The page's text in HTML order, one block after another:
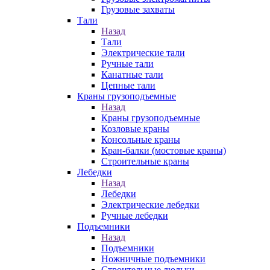
Грузовые захваты
Тали
Назад
Тали
Электрические тали
Ручные тали
Канатные тали
Цепные тали
Краны грузоподъемные
Назад
Краны грузоподъемные
Козловые краны
Консольные краны
Кран-балки (мостовые краны)
Строительные краны
Лебедки
Назад
Лебедки
Электрические лебедки
Ручные лебедки
Подъемники
Назад
Подъемники
Ножничные подъемники